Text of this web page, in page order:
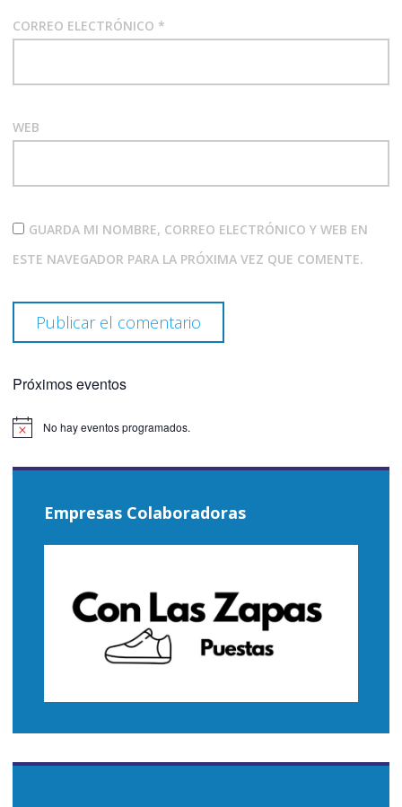
CORREO ELECTRÓNICO *
WEB
GUARDA MI NOMBRE, CORREO ELECTRÓNICO Y WEB EN
ESTE NAVEGADOR PARA LA PRÓXIMA VEZ QUE COMENTE.
Próximos eventos
Aviso No hay eventos programados.
Empresas Colaboradoras